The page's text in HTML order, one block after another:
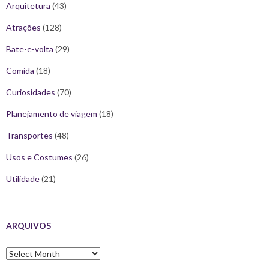
Arquitetura (43)
Atrações (128)
Bate-e-volta (29)
Comida (18)
Curiosidades (70)
Planejamento de viagem (18)
Transportes (48)
Usos e Costumes (26)
Utilidade(21)
ARQUIVOS
Arquivos